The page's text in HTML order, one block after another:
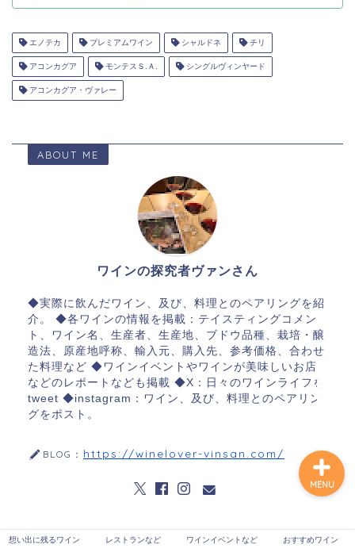
エノテカ プレミアムワイン シャルドネ チリ
アコンカグア モンテスＳ.Ａ. シングルヴィンヤード
アコンカグア・ヴァレー
ABOUT ME
ワインの探究者ヴァンさん
◆実際に飲んだワイン、及び、料理とのペアリングを紹
介。 ◆各ワインの情報を掲載：テイスティングコメン
ト、ワイン名、生産者、生産地、ブドウ品種、栽培・醸
造法、原産地呼称、輸入元、購入先、参考価格、合わせ
た料理など ◆ワインイベントやワインが美味しいお店
などのレポートなども掲載 ◆X：日々のワインライフを
tweet ◆instagram：ワイン、及び、料理とのペアリン
グをポスト。
BLOG： https://winelover-vinsan.com/
想い出に残るワイン レストランなど ワインイベントなど おすすめワイン
MENU
想い出に残るワイン
レストランなど
ワインイベントなど
おすすめワイン